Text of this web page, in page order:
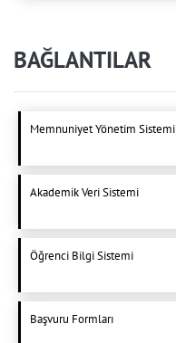
BAĞLANTILAR
Memnuniyet Yönetim Sistemi
Akademik Veri Sistemi
Öğrenci Bilgi Sistemi
Başvuru Formları